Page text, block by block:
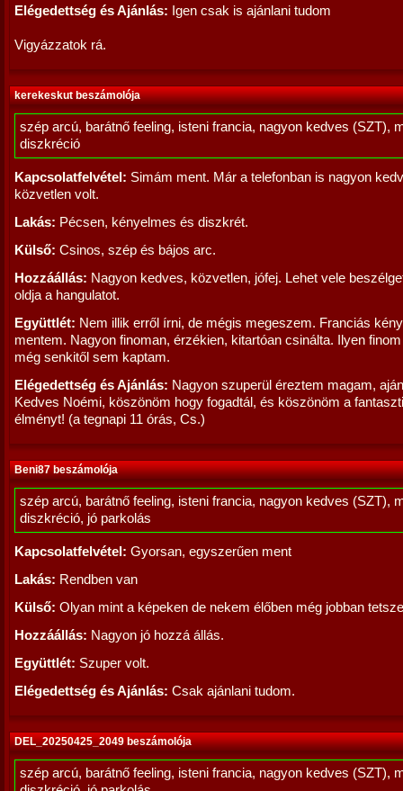
Elégedettség és Ajánlás: Igen csak is ajánlani tudom
Vigyázzatok rá.
kerekeskut beszámolója
szép arcú, barátnő feeling, isteni francia, nagyon kedves (SZT),
diszkréció
Kapcsolatfelvétel: Simám ment. Már a telefonban is nagyon
közvetlen volt.
Lakás: Pécsen, kényelmes és diszkrét.
Külső: Csinos, szép és bájos arc.
Hozzáállás: Nagyon kedves, közvetlen, jófej. Lehet vele
oldja a hangulatot.
Együttlét: Nem illik erről írni, de mégis megeszem. Franciás
mentem. Nagyon finoman, érzékien, kitartóan csinálta. Ilyen
még senkitől sem kaptam.
Elégedettség és Ajánlás: Nagyon szuperül éreztem magam,
Kedves Noémi, köszönöm hogy fogadtál, és köszönöm a
élményt! (a tegnapi 11 órás, Cs.)
Beni87 beszámolója
szép arcú, barátnő feeling, isteni francia, nagyon kedves (SZT),
diszkréció, jó parkolás
Kapcsolatfelvétel: Gyorsan, egyszerűen ment
Lakás: Rendben van
Külső: Olyan mint a képeken de nekem élőben még jobban
Hozzáállás: Nagyon jó hozzá állás.
Együttlét: Szuper volt.
Elégedettség és Ajánlás: Csak ajánlani tudom.
DEL_20250425_2049 beszámolója
szép arcú, barátnő feeling, isteni francia, nagyon kedves (SZT),